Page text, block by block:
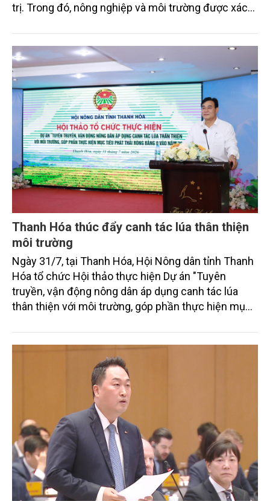
trị. Trong đó, nông nghiệp và môi trường được xác
sắc bởi các tiến bộ công nghệ và cam kết bền vững
toàn cầu, đặc biệt là mục tiêu đưa phát thải ròng
bằng 0 (Net-Zero) vào năm 2050.
Thanh Hóa thúc đẩy canh tác lúa thân thiện
môi trường
Ngày 31/7, tại Thanh Hóa, Hội Nông dân tỉnh Thanh
Hóa tổ chức Hội thảo thực hiện Dự án "Tuyên
truyền, vận động nông dân áp dụng canh tác lúa
thân thiện với môi trường, góp phần thực hiện mục
trình thu hút sự tham gia của đông đảo đại biểu đến
từ các cơ quan quản lý nhà nước, đơn vị nghiên cứu,
doanh nghiệp, hợp tác xã và nông dân đang trực
tiếp triển khai mô hình sản xuất lúa phát thải thấp.